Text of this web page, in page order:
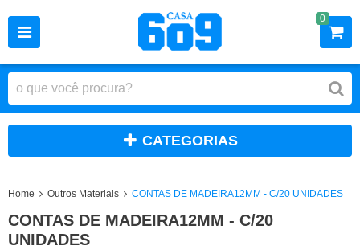
0
CATEGORIAS
Home Outros Materiais CONTAS DE MADEIRA12MM - C/20 UNIDADES
CONTAS DE MADEIRA12MM - C/20
UNIDADES